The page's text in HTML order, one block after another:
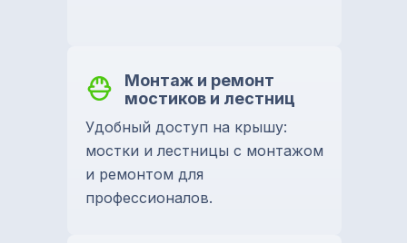
Монтаж и ремонт
мостиков и лестниц
Удобный доступ на крышу:
мостки и лестницы с монтажом
и ремонтом для
профессионалов.